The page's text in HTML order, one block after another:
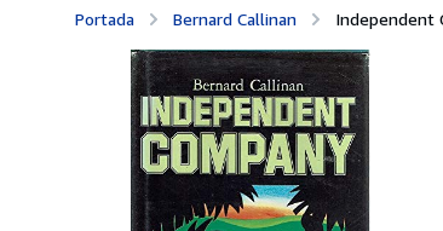
Portada Bernard Callinan Independent